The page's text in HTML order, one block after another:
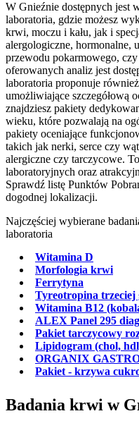
W Gnieźnie dostępnych jest
laboratoria, gdzie możesz
krwi, moczu i kału, jak i
alergologiczne, hormonalne,
przewodu pokarmowego,
oferowanych analiz jest
laboratoria proponuje
umożliwiające szczegółową
znajdziesz pakiety
wieku, które pozwalają na
pakiety oceniające
takich jak nerki, serce czy
alergiczne czy tarczycowe.
laboratoryjnych oraz
Sprawdź listę Punktów
dogodnej lokalizacji.
Najczęściej wybierane
laboratoria
Witamina D
Morfologia krwi
Ferrytyna
Tyreotropina trzeciej
Witamina B12
ALEX Panel 295
Pakiet tarczycowy
Lipidogram (chol,
ORGANIX
Pakiet - krzywa
Badania krwi w